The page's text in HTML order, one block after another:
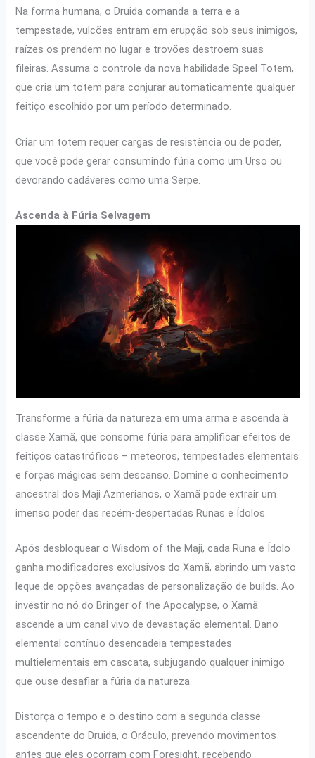
Na forma humana, o Druida comanda a terra e a
tempestade, vulcões entram em erupção sob seus inimigos,
raízes os prendem no lugar e trovões destroem suas
fileiras. Assuma o controle da nova habilidade Speel Totem,
que cria um totem para conjurar automaticamente qualquer
feitiço escolhido por um período determinado.
Criar um totem requer cargas de resistência ou de poder,
que você pode gerar consumindo fúria como um Urso ou
devorando cadáveres como uma Serpe.
Ascenda à Fúria Selvagem
Transforme a fúria da natureza em uma arma e ascenda à
classe Xamã, que consome fúria para amplificar efeitos de
feitiços catastróficos – meteoros, tempestades elementais
e forças mágicas sem descanso. Domine o conhecimento
ancestral dos Maji Azmerianos, o Xamã pode extrair um
imenso poder das recém-despertadas Runas e Ídolos.
Após desbloquear o Wisdom of the Maji, cada Runa e Ídolo
ganha modificadores exclusivos do Xamã, abrindo um vasto
leque de opções avançadas de personalização de builds. Ao
investir no nó do Bringer of the Apocalypse, o Xamã
ascende a um canal vivo de devastação elemental. Dano
elemental contínuo desencadeia tempestades
multielementais em cascata, subjugando qualquer inimigo
que ouse desafiar a fúria da natureza.
Distorça o tempo e o destino com a segunda classe
ascendente do Druida, o Oráculo, prevendo movimentos
antes que eles ocorram com Foresight, recebendo